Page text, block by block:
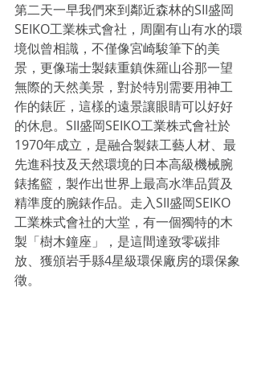
第二天一早我們來到鄰近森林的SII盛岡
SEIKO工業株式會社，周圍有山有水的環
境似曾相識，不僅像宮崎駿筆下的美
景，更像瑞士製錶重鎮侏羅山谷那一望
無際的天然美景，對於特別需要用神工
作的錶匠，這樣的遠景讓眼睛可以好好
的休息。SII盛岡SEIKO工業株式會社於
1970年成立，是融合製錶工藝人材、最
先進科技及天然環境的日本高級機械腕
錶搖籃，製作出世界上最高水準品質及
精準度的腕錶作品。走入SII盛岡SEIKO
工業株式會社的大堂，有一個獨特的木
製「樹木鐘座」，是這間達致零碳排
放、獲頒岩手縣4星級環保廠房的環保象
徵。